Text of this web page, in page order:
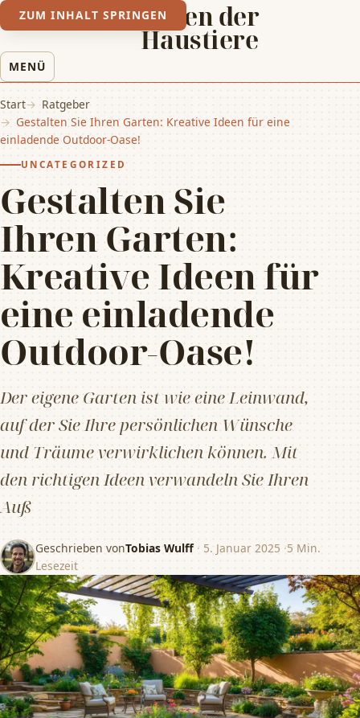
ZUM INHALT SPRINGEN
Leben der
Haustiere
MENÜ
Start
Ratgeber
Gestalten Sie Ihren Garten: Kreative Ideen für eine
einladende Outdoor-Oase!
UNCATEGORIZED
Gestalten Sie
Ihren Garten:
Kreative Ideen für
eine einladende
Outdoor-Oase!
Der eigene Garten ist wie eine Leinwand,
auf der Sie Ihre persönlichen Wünsche
und Träume verwirklichen können. Mit
den richtigen Ideen verwandeln Sie Ihren
Auß
Geschrieben vonTobias Wulff · 5. Januar 2025 ·5 Min.
Lesezeit